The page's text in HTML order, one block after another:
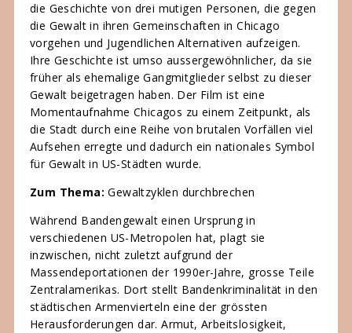
die Geschichte von drei mutigen Personen, die gegen
die Gewalt in ihren Gemeinschaften in Chicago
vorgehen und Jugendlichen Alternativen aufzeigen.
Ihre Geschichte ist umso aussergewöhnlicher, da sie
früher als ehemalige Gangmitglieder selbst zu dieser
Gewalt beigetragen haben. Der Film ist eine
Momentaufnahme Chicagos zu einem Zeitpunkt, als
die Stadt durch eine Reihe von brutalen Vorfällen viel
Aufsehen erregte und dadurch ein nationales Symbol
für Gewalt in US-Städten wurde.
Zum Thema: Gewaltzyklen durchbrechen
Während Bandengewalt einen Ursprung in
verschiedenen US-Metropolen hat, plagt sie
inzwischen, nicht zuletzt aufgrund der
Massendeportationen der 1990er-Jahre, grosse Teile
Zentralamerikas. Dort stellt Bandenkriminalität in den
städtischen Armenvierteln eine der grössten
Herausforderungen dar. Armut, Arbeitslosigkeit,